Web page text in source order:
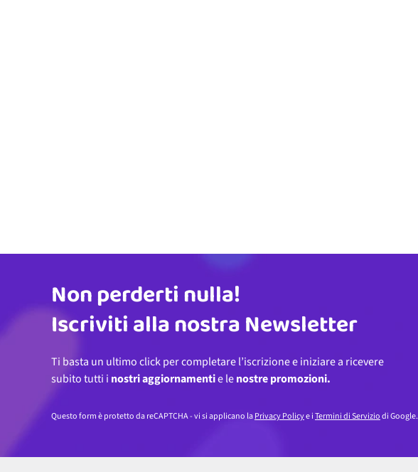
Indirizzo email
Non perderti nulla!
Iscriviti alla nostra Newsletter
Ti basta un ultimo click per completare l’iscrizione e iniziare a ricevere
subito tutti i nostri aggiornamentie lenostre promozioni.
Questo form è protetto da reCAPTCHA - vi si applicano laPrivacy Policye iTermini di Serviziodi Google.